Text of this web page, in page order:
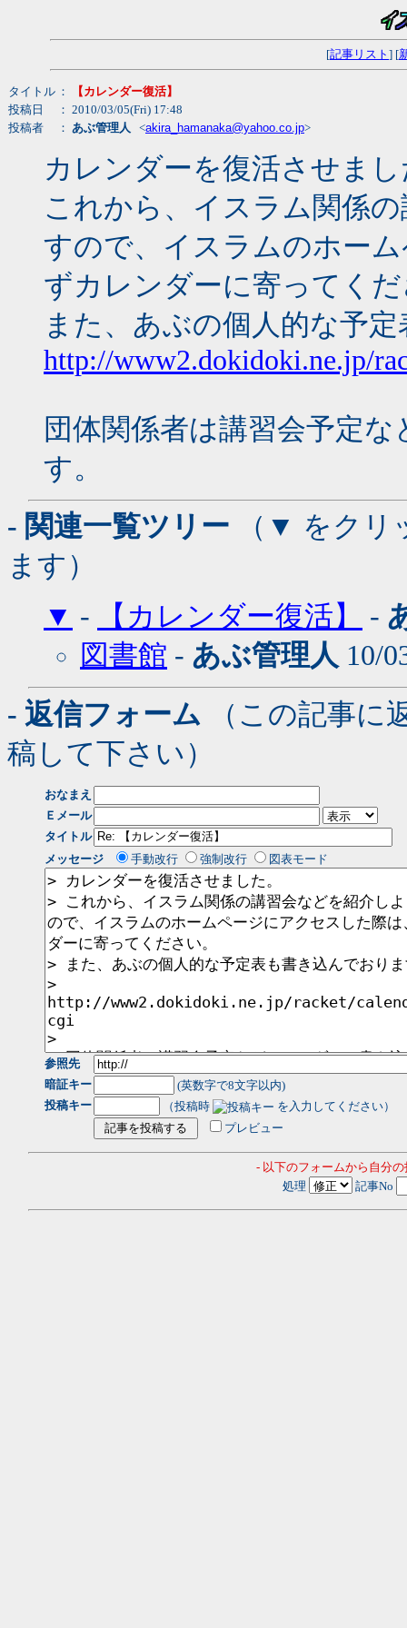
[記事リスト ] [
タイトル ：
【カレンダー復活】
投稿日
： 2010/03/05(Fri) 17:48
投稿者
： あぶ管理人 <akira_hamanaka@yahoo.co.jp>
カレンダーを復活させま
これから、イスラム関係
すので、イスラムのホー
ずカレンダーに寄ってく
また、あぶの個人的な予
http://www2.dokidoki.ne.jp/
団体関係者は講習会予定
す。
- 関連一覧ツリー （▼ をクリ
ます）
▼ - 【カレンダー復活】 -
図書館 - あぶ管理人 10/
- 返信フォーム （この記事に
稿して下さい）
おなまえ
Ｅメール
タイトル
メッセージ
手動改行 強制改行 図表モード
参照先
暗証キー
(英数字で8文字以内)
投稿キー
（投稿時
を入力してください）
プレビュー
- 以下のフォームから自分
処理
記事No